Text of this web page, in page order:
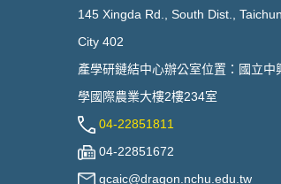
145 Xingda Rd., South Dist.,
City 402
產學研鏈結中心辦公室位置：國立中
學國際農業大樓2樓234室
04-22851811
04-22851672
gcaic@dragon.nchu.edu.tw